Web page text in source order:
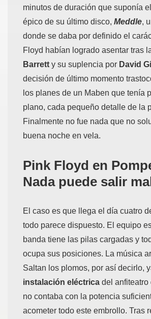
minutos de duración que suponía
épico de su último disco, Meddle,
donde se daba por definido el
Floyd habían logrado asentar tras
Barrett y su suplencia por David
decisión de último momento
los planes de un Maben que tenía
plano, cada pequeño detalle de la
Finalmente no fue nada que no
buena noche en vela.
Pink Floyd en
Nada puede salir
El caso es que llega el día cuatro
todo parece dispuesto. El equipo
banda tiene las pilas cargadas y
ocupa sus posiciones. La música
Saltan los plomos, por así decirlo,
instalación eléctrica del anfiteatro
no contaba con la potencia
acometer todo este embrollo. Tras